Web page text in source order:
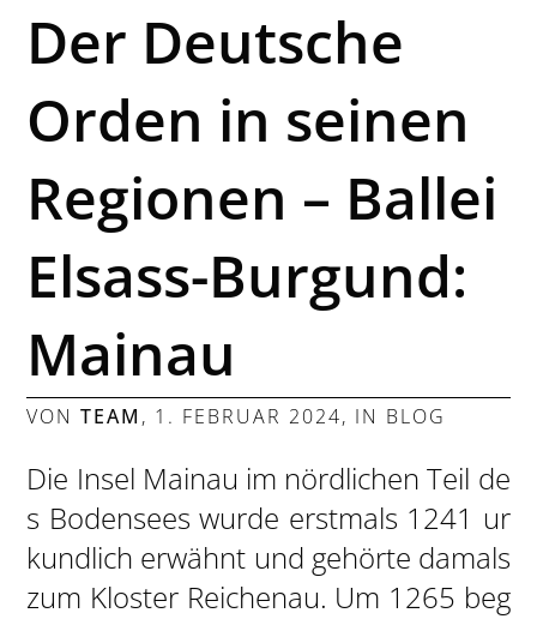
Der Deutsche
Orden in seinen
Regionen – Ballei
Elsass-Burgund:
Mainau
VONTEAM , 1. FEBRUAR 2024, IN BLOG
Die Insel Mainau im nördlichen Teil de
s Bodensees wurde erstmals 1241 ur
kundlich erwähnt und gehörte damals
zum Kloster Reichenau. Um 1265 beg